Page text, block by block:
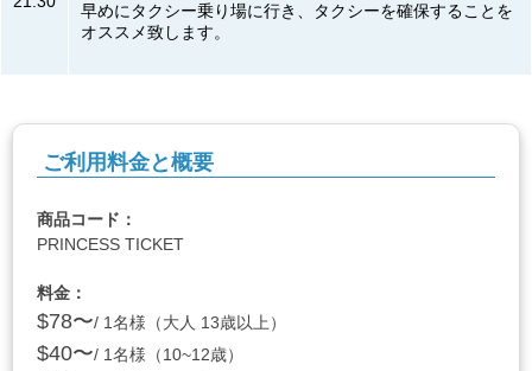
早めにタクシー乗り場に行き、タクシーを確保することを
オススメ致します。
ご利用料金と概要
商品コード：
PRINCESS TICKET
料金：
$78〜/ 1名様（大人 13歳以上）
$40〜/ 1名様（10~12歳）